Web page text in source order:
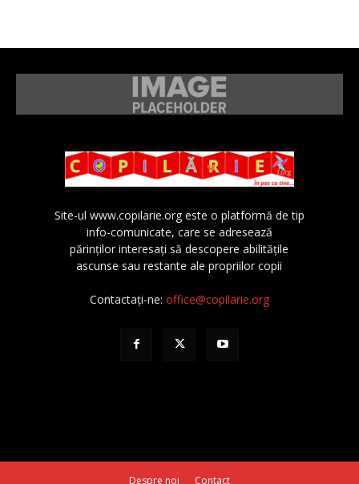
Site-ul www.copilarie.org este o platformă de tip
info-comunicate, care se adresează
părinţilor interesaţi să descopere abilităţile
ascunse sau restante ale propriilor copii
Contactați-ne: office@copilarie.org
Despre noi Contact